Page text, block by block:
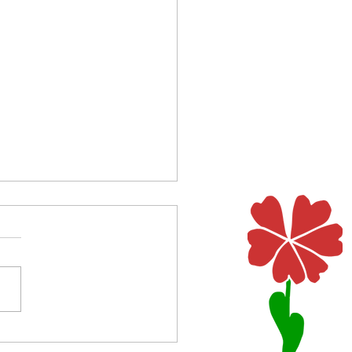
letztes Wort
150 Psalmen der Bibel wird
Gottes Größe und des